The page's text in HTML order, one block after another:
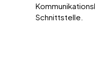
Schnittstelle.